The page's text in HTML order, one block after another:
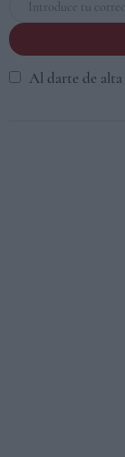
Al darte de alta